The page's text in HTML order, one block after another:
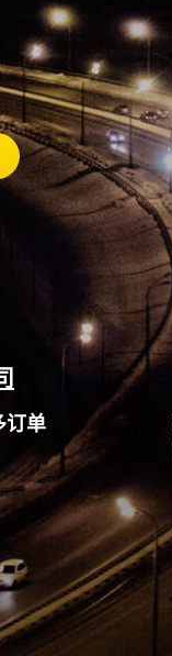
订单